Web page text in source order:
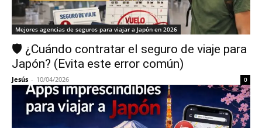
Mejores agencias de seguros para viajar a Japón en 2026
🛡️ ¿Cuándo contratar el seguro de viaje para
Japón? (Evita este error común)
Jesús - 10/04/2026 0